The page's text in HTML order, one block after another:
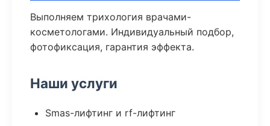
Выполняем трихология врачами-
косметологами. Индивидуальный подбор,
фотофиксация, гарантия эффекта.
Наши услуги
Smas-лифтинг и rf-лифтинг